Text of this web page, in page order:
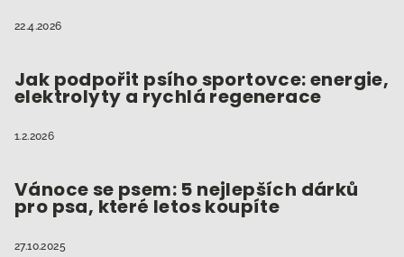
22.4.2026
Jak podpořit psího sportovce: energie,
elektrolyty a rychlá regenerace
1.2.2026
Vánoce se psem: 5 nejlepších dárků
pro psa, které letos koupíte
27.10.2025